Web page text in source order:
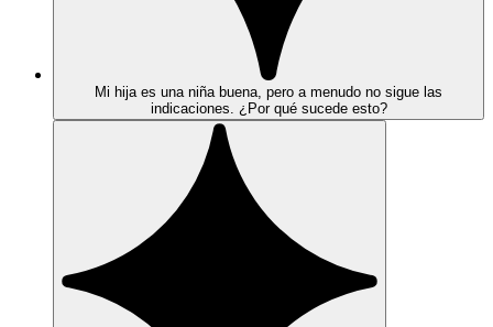
Mi hija es una niña buena, pero a menudo no sigue las
indicaciones. ¿Por qué sucede esto?